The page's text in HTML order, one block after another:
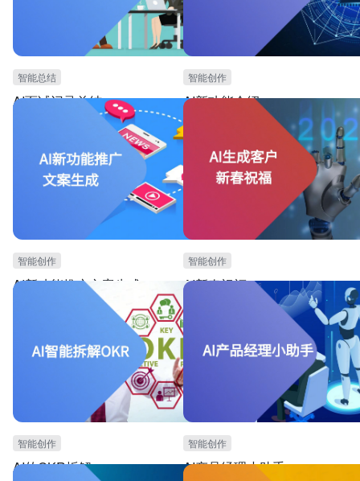
智能总结
AI面试记录总结
本模板可用于招聘团队，需要记录候选人面试表现
的场景。适用于面试官在每轮面试中简要记录提出
的问题和面试者的反应，并对每一次的应答打分。
本模板可根据面试评级，实现AI自动生成各轮面试
总结，整体面试总结。
智能创作
AI新功能介绍
本模板可用于策划撰写产品介绍文案的
AI生成产品新功能介绍所需的指令，以及
能。能够根据你的产品描述、常用场景
自动生成个性化、专业化的产品新功能
能减少文案输出的人力和时间成本，提
智能创作
AI新功能推广文案生成
本模板可用于团队，需要进行社媒宣传灵感场景。
本模板提供AI自动生成社媒选题灵感的指令和功
能，可根据产品概况，一键生成产品宣传广告词。
可大大提高工作效率，提升宣传效果。
智能创作
AI新春祝福
本模板可用于市场营销团队，需要向客
祝福的场景。本模板可实现AI自动生成
案，能加深与客户的关系，提升客户满意
智能创作
AI的OKR拆解
智能创作
AI产品经理小助手